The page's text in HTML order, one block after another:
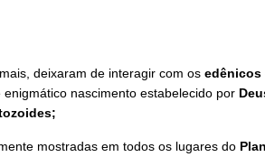
deixaram de interagir com os edênicos
nascimento estabelecido por
mostradas em todos os lugares do